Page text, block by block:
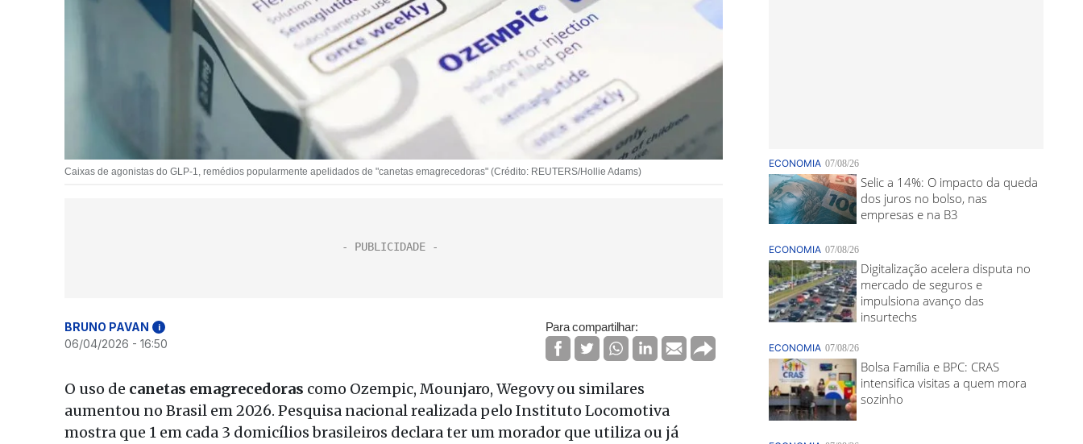
Caixas de agonistas do GLP-1, remédios popularmente apelidados de "canetas emagrecedoras" (Crédito: REUTERS/Hollie Adams)
BRUNO PAVAN i
06/04/2026 - 16:50
Para compartilhar:
O uso de canetas emagrecedoras como Ozempic, Mounjaro, Wegovy ou similares
aumentou no Brasil em 2026. Pesquisa nacional realizada pelo Instituto Locomotiva
mostra que 1 em cada 3 domicílios brasileiros declara ter um morador que utiliza ou já